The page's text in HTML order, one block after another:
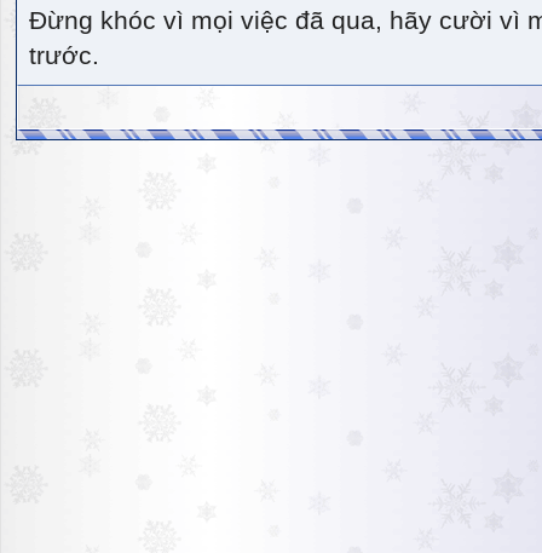
Đừng khóc vì mọi việc đã qua, hãy cười vì
trước.